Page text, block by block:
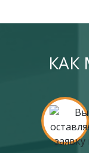
КАК